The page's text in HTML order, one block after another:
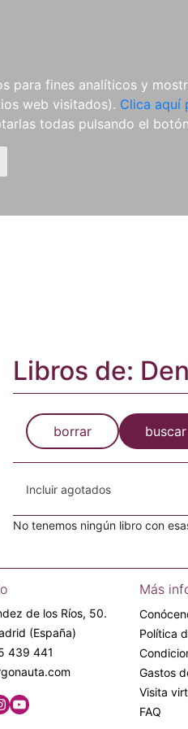
para fines analíticos y
web visitados). Clica aquí
todas pulsando el
Y EDICIONES
Libros de:
borrar buscar
Incluir agotados
No tenemos ningún libro con
de los Ríos, 50.
(España)
439 441
Más
Política
Gastos
Visita
FAQ